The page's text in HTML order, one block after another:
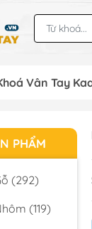
Vân Tay
PHẨM
(292)
(119)